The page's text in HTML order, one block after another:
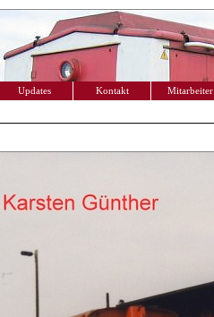
Updates Kontakt Mitarbeiter